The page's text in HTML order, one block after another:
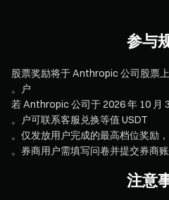
参与
股票奖励将于 Anthropic 公司股票
户。
若 Anthropic 公司于 2026 年 10 月
户可联系客服兑换等值 USDT。
仅发放用户完成的最高档位奖励，
券商用户需填写问卷并提交券商账
注意